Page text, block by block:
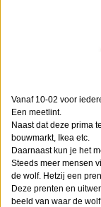
Vanaf 10-02 voor
Een meetlint.
Naast dat deze prima
bouwmarkt, Ikea etc.
Daarnaast kun je het
Steeds meer mensen
de wolf. Hetzij een
Deze prenten en
beeld van waar de